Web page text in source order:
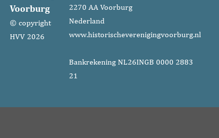
Voorburg
© copyright
HVV 2026
2270 AA Voorburg
Nederland
www.historischeverenigingvoorburg.nl
Bankrekening NL26INGB 0000 2883
21